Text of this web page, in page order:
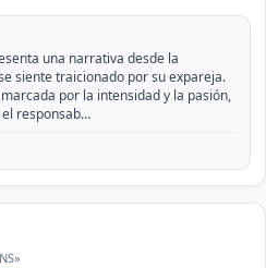
una narrativa desde la
siente traicionado por su expareja.
por la intensidad y la pasión,
responsab…